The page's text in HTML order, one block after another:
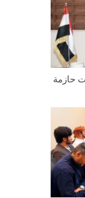
حازمة